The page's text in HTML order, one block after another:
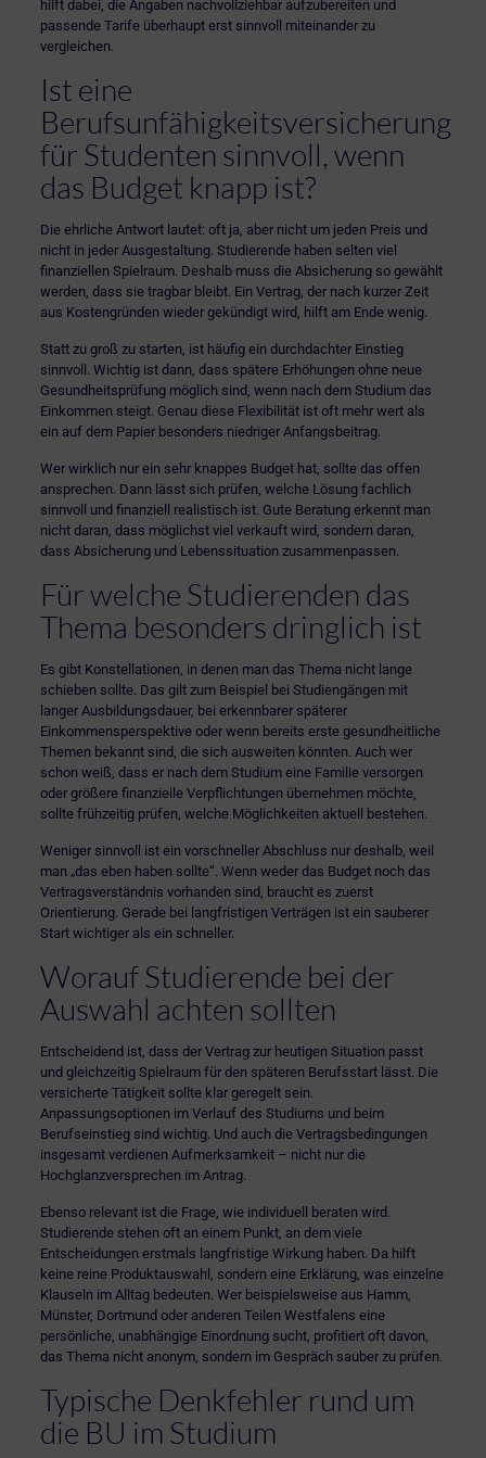
hilft dabei, die Angaben nachvollziehbar aufzubereiten und
passende Tarife überhaupt erst sinnvoll miteinander zu
vergleichen.
Ist eine
Berufsunfähigkeitsversicherung
für Studenten sinnvoll, wenn
das Budget knapp ist?
Die ehrliche Antwort lautet: oft ja, aber nicht um jeden Preis und
nicht in jeder Ausgestaltung. Studierende haben selten viel
finanziellen Spielraum. Deshalb muss die Absicherung so gewählt
werden, dass sie tragbar bleibt. Ein Vertrag, der nach kurzer Zeit
aus Kostengründen wieder gekündigt wird, hilft am Ende wenig.
Statt zu groß zu starten, ist häufig ein durchdachter Einstieg
sinnvoll. Wichtig ist dann, dass spätere Erhöhungen ohne neue
Gesundheitsprüfung möglich sind, wenn nach dem Studium das
Einkommen steigt. Genau diese Flexibilität ist oft mehr wert als
ein auf dem Papier besonders niedriger Anfangsbeitrag.
Wer wirklich nur ein sehr knappes Budget hat, sollte das offen
ansprechen. Dann lässt sich prüfen, welche Lösung fachlich
sinnvoll und finanziell realistisch ist. Gute Beratung erkennt man
nicht daran, dass möglichst viel verkauft wird, sondern daran,
dass Absicherung und Lebenssituation zusammenpassen.
Für welche Studierenden das
Thema besonders dringlich ist
Es gibt Konstellationen, in denen man das Thema nicht lange
schieben sollte. Das gilt zum Beispiel bei Studiengängen mit
langer Ausbildungsdauer, bei erkennbarer späterer
Einkommensperspektive oder wenn bereits erste gesundheitliche
Themen bekannt sind, die sich ausweiten könnten. Auch wer
schon weiß, dass er nach dem Studium eine Familie versorgen
oder größere finanzielle Verpflichtungen übernehmen möchte,
sollte frühzeitig prüfen, welche Möglichkeiten aktuell bestehen.
Weniger sinnvoll ist ein vorschneller Abschluss nur deshalb, weil
man „das eben haben sollte“. Wenn weder das Budget noch das
Vertragsverständnis vorhanden sind, braucht es zuerst
Orientierung. Gerade bei langfristigen Verträgen ist ein sauberer
Start wichtiger als ein schneller.
Worauf Studierende bei der
Auswahl achten sollten
Entscheidend ist, dass der Vertrag zur heutigen Situation passt
und gleichzeitig Spielraum für den späteren Berufsstart lässt. Die
versicherte Tätigkeit sollte klar geregelt sein.
Anpassungsoptionen im Verlauf des Studiums und beim
Berufseinstieg sind wichtig. Und auch die Vertragsbedingungen
insgesamt verdienen Aufmerksamkeit – nicht nur die
Hochglanzversprechen im Antrag.
Ebenso relevant ist die Frage, wie individuell beraten wird.
Studierende stehen oft an einem Punkt, an dem viele
Entscheidungen erstmals langfristige Wirkung haben. Da hilft
keine reine Produktauswahl, sondern eine Erklärung, was einzelne
Klauseln im Alltag bedeuten. Wer beispielsweise aus Hamm,
Münster, Dortmund oder anderen Teilen Westfalens eine
persönliche, unabhängige Einordnungsucht, profitiert oft davon,
das Thema nicht anonym, sondern im Gespräch sauber zu prüfen.
Typische Denkfehler rund um
die BU im Studium